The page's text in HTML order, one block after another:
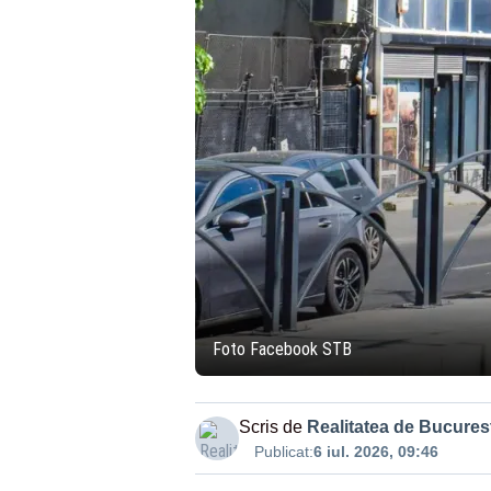
Foto Facebook STB
Scris de Realitatea de
Publicat:6 iul. 2026, 09:46